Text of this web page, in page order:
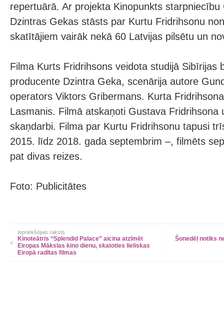
repertuārā. Ar projekta Kinopunkts
Dzintras Gekas stāsts par Kurtu Fridrihsonu
skatītājiem vairāk nekā 60 Latvijas pilsētu un
Filma Kurts Fridrihsons veidota studijā Sibīrijas
producente Dzintra Geka, scenārija autore
operators Viktors Gribermans. Kurta
Lasmanis. Filmā atskaņoti Gustava Fridrihsona
skaņdarbi. Filma par Kurtu Fridrihsonu tapusi
2015. līdz 2018. gada septembrim –, filmēts
pat divas reizes.
Foto: Publicitātes
Iepriekšējais raksts
Kinoteātris “Splendid Palace” aicina atzīmēt
Eiropas Mākslas kino dienu, skatoties lieliskas
Eiropā radītas filmas
Šonedēļ notiks